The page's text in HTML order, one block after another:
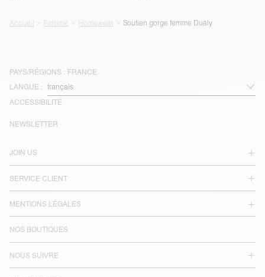
Accueil Femme Homewear Soutien gorge femme Dualy
PAYS/RÉGIONS : FRANCE
LANGUE :
ACCESSIBILITÉ
JOIN US
SERVICE CLIENT
MENTIONS LÉGALES
NOS BOUTIQUES
NOUS SUIVRE
NEWSLETTER